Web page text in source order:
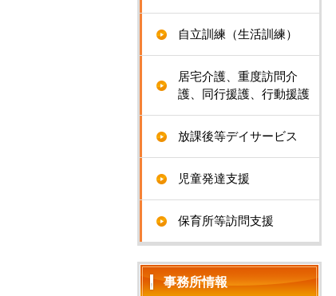
自立訓練（生活訓練）
居宅介護、重度訪問介
護、同行援護、行動援護
放課後等デイサービス
児童発達支援
保育所等訪問支援
事務所情報